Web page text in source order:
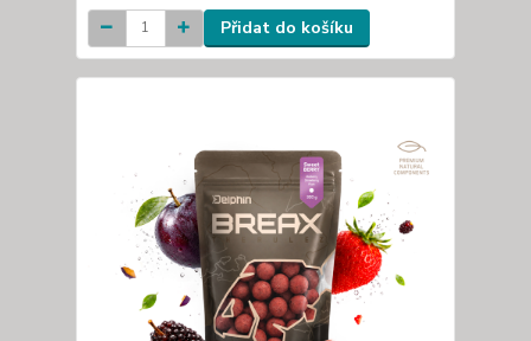
Přidat do košíku